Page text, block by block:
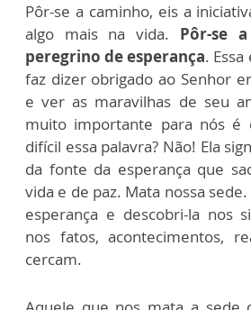
Pôr-se a caminho, eis a
algo mais na vida. Pôr-se
peregrino de esperança.
faz dizer obrigado ao Senhor
e ver as maravilhas de seu
muito importante para nós é
difícil essa palavra? Não! Ela
da fonte da esperança que
vida e de paz. Mata nossa
esperança e descobri-la nos
nos fatos, acontecimentos,
cercam.